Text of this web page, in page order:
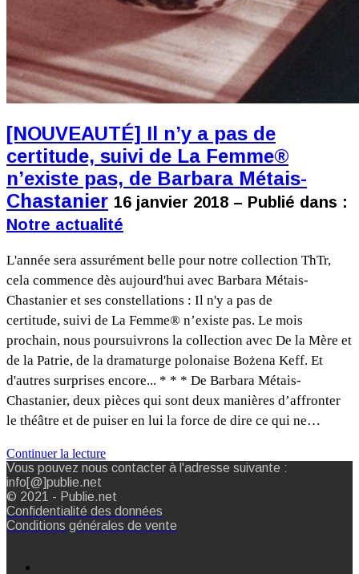
[NOUVEAUTÉ] Il n’y a pas de
certitude, suivi de La Femme®
n’existe pas, de Barbara Métais-
Chastanier 16 janvier 2018 – Publié dans :
Notre actualité
L'année sera assurément belle pour notre collection ThTr,
cela commence dès aujourd'hui avec Barbara Métais-
Chastanier et ses constellations : Il n'y a pas de
certitude, suivi de La Femme® n’existe pas. Le mois
prochain, nous poursuivrons la collection avec De la Mère et
de la Patrie, de la dramaturge polonaise Bożena Keff. Et
d'autres surprises encore... * * * De Barbara Métais-
Chastanier, deux pièces qui sont deux manières d’affronter
le théâtre et de puiser en lui la force de dire ce qui ne…
Continuer la lecture
Vous pouvez nous contacter à l'adresse suivante :
info[@]publie.net
© 2021 - Publie.net
Confidentialité des données
Conditions générales de vente